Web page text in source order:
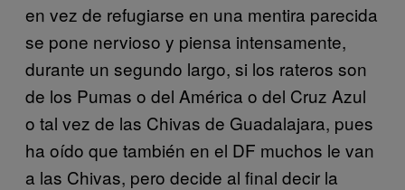
en vez de refugiarse en una mentira parecida
se pone nervioso y piensa intensamente,
durante un segundo largo, si los rateros son
de los Pumas o del América o del Cruz Azul
o tal vez de las Chivas de Guadalajara, pues
ha oído que también en el DF muchos le van
a las Chivas, pero decide al final decir la